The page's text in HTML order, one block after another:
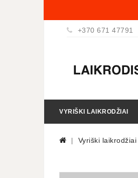
+370 671 47791
VYRIŠKI LAIKRODŽIAI
Vyriški laikrodžiai